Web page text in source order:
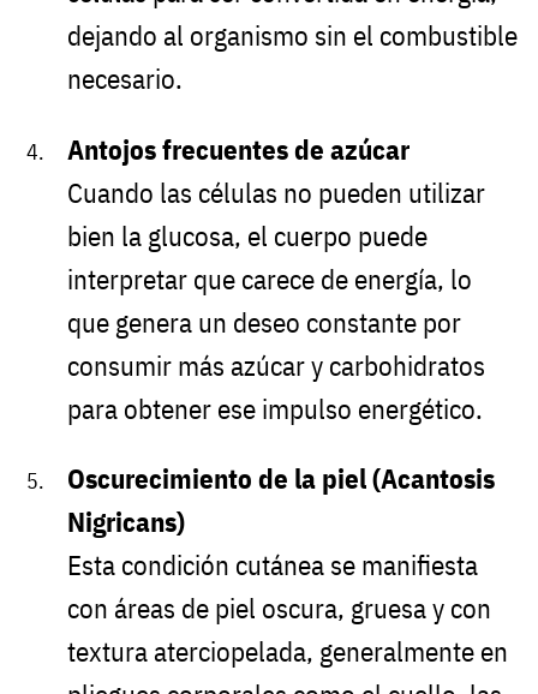
dejando al organismo sin el combustible
necesario.
Antojos frecuentes de azúcar
Cuando las células no pueden utilizar
bien la glucosa, el cuerpo puede
interpretar que carece de energía, lo
que genera un deseo constante por
consumir más azúcar y carbohidratos
para obtener ese impulso energético.
Oscurecimiento de la piel (Acantosis
Nigricans)
Esta condición cutánea se manifiesta
con áreas de piel oscura, gruesa y con
textura aterciopelada, generalmente en